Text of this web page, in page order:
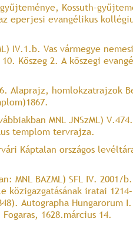
Kossuth-
eperjesi evangélikus
IV.1.b. Vas vármegye nemesi
Kőszeg 2. A kőszegi
Alaprajz, homlokzatrajzok
MNL JNSzML) V.474.
templom tervrajza.
Káptalan országos
MNL BAZML) SFL IV. 2001/b.
iratai
Autographa Hungarorum
1628.március 14.